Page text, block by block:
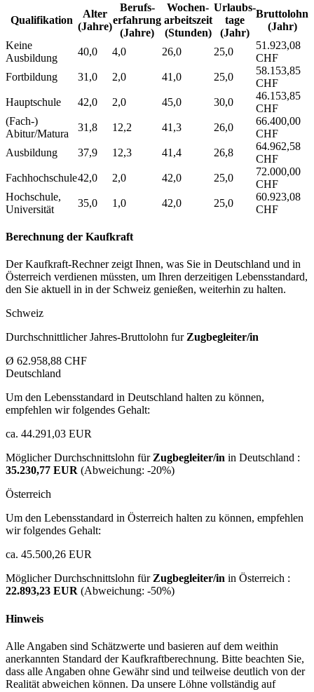
Qualifikation
Alter
(Jahre)
Berufs­
erfahrung
(Jahre)
Wochen­
arbeitszeit
(Stunden)
Urlaubs­
tage
(Jahr)
Bruttolohn
(Jahr)
Keine
Ausbildung
40,0 4,0 26,0 25,0
51.923,08
CHF
Fortbildung
31,0 2,0 41,0 25,0
58.153,85
CHF
Hauptschule
42,0 2,0 45,0 30,0
46.153,85
CHF
(Fach-)
Abitur/Matura
31,8 12,2 41,3 26,0
66.400,00
CHF
Ausbildung
37,9 12,3 41,4 26,8
64.962,58
CHF
Fachhochschule42,0 2,0 42,0 25,0
72.000,00
CHF
Hochschule,
Universität
35,0 1,0 42,0 25,0
60.923,08
CHF
Berechnung der Kaufkraft
Der Kaufkraft-Rechner zeigt Ihnen, was Sie in Deutschland und in
Österreich verdienen müssten, um Ihren derzeitigen Lebensstandard,
den Sie aktuell in in der Schweiz genießen, weiterhin zu halten.
Schweiz
Durchschnittlicher Jahres-Bruttolohn furZugbegleiter/in
Ø 62.958,88 CHF
Deutschland
Um den Lebensstandard in Deutschland halten zu können,
empfehlen wir folgendes Gehalt:
ca. 44.291,03 EUR
Möglicher Durchschnittslohn fürZugbegleiter/in in Deutschland :
35.230,77 EUR (Abweichung: -20%)
Österreich
Um den Lebensstandard in Österreich halten zu können, empfehlen
wir folgendes Gehalt:
ca. 45.500,26 EUR
Möglicher Durchschnittslohn fürZugbegleiter/in in Österreich :
22.893,23 EUR (Abweichung: -50%)
Hinweis
Alle Angaben sind Schätzwerte und basieren auf dem weithin
anerkannten Standard der Kaufkraftberechnung. Bitte beachten Sie,
dass alle Angaben ohne Gewähr sind und teilweise deutlich von der
Realität abweichen können. Da unsere Löhne vollständig auf